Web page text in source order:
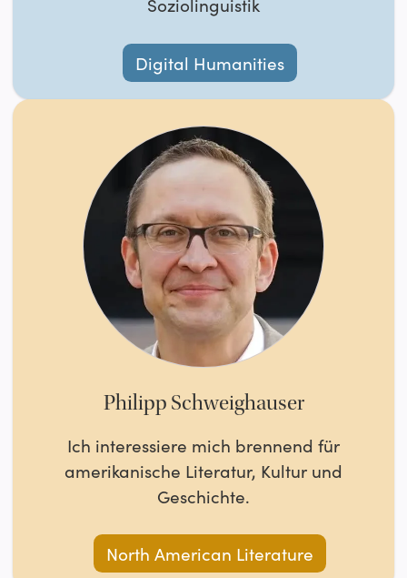
Soziolinguistik
Digital Humanities
Philipp Schweighauser
Ich interessiere mich brennend für
amerikanische Literatur, Kultur und
Geschichte.
North American Literature